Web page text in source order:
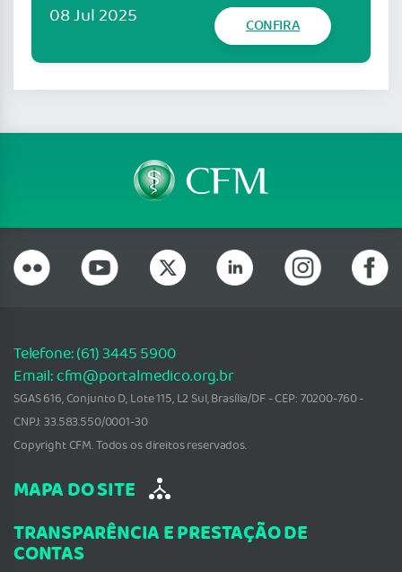
08 Jul 2025 CONFIRA
Telefone: (61) 3445 5900
Email: cfm@portalmedico.org.br
SGAS 616, Conjunto D, Lote 115, L2 Sul, Brasília/DF - CEP: 70200-760 -
CNPJ: 33.583.550/0001-30
Copyright CFM. Todos os direitos reservados.
MAPA DO SITE
TRANSPARÊNCIA E PRESTAÇÃO DE
CONTAS